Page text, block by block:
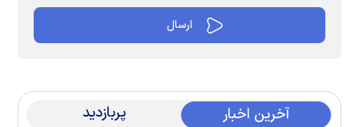
آخرین اخبار پربازدید